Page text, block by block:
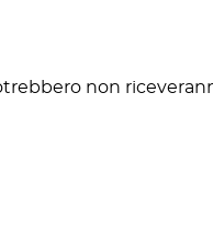
non